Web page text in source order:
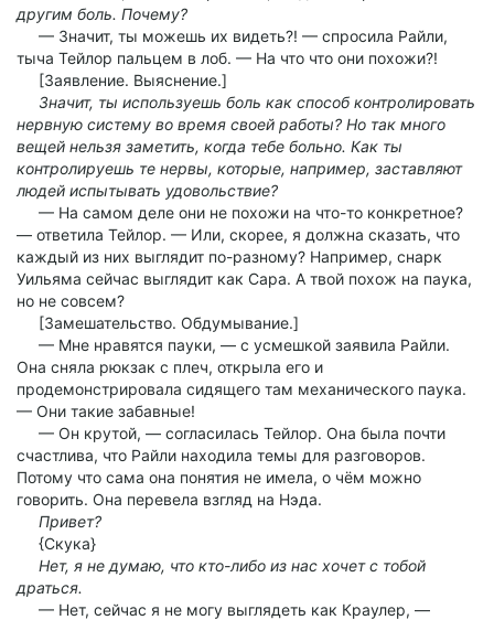
другим боль. Почему?
— Значит, ты можешь их видеть?! — спросила Райли,
тыча Тейлор пальцем в лоб. — На что что они похожи?!
[Заявление. Выяснение.]
Значит, ты используешь боль как способ контролировать
нервную систему во время своей работы? Но так много
вещей нельзя заметить, когда тебе больно. Как ты
контролируешь те нервы, которые, например, заставляют
людей испытывать удовольствие?
— На самом деле они не похожи на что-то конкретное?
— ответила Тейлор. — Или, скорее, я должна сказать, что
каждый из них выглядит по-разному? Например, снарк
Уильяма сейчас выглядит как Сара. А твой похож на паука,
но не совсем?
[Замешательство. Обдумывание.]
— Мне нравятся пауки, — с усмешкой заявила Райли.
Она сняла рюкзак с плеч, открыла его и
продемонстрировала сидящего там механического паука.
— Они такие забавные!
— Он крутой, — согласилась Тейлор. Она была почти
счастлива, что Райли находила темы для разговоров.
Потому что сама она понятия не имела, о чём можно
говорить. Она перевела взгляд на Нэда.
Привет?
{Скука}
Нет, я не думаю, что кто-либо из нас хочет с тобой
драться.
— Нет, сейчас я не могу выглядеть как Краулер, —